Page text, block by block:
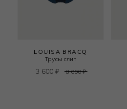
LOUISA BRACQ
Трусы слип
3 600 ₽ 8 000₽